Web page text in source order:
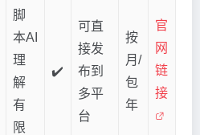
脚
本AI
理
解
有
限
✔️
可直
接发
布到
多平
台
按
月/
包
年
官
网
链
接